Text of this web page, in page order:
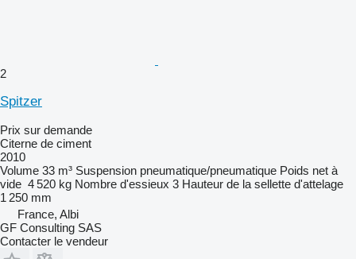
2
Spitzer
Prix sur demande
Citerne de ciment
2010
Volume 33 m³ Suspension pneumatique/pneumatique Poids net à
vide 4 520 kg Nombre d'essieux 3 Hauteur de la sellette d'attelage
1 250 mm
France, Albi
GF Consulting SAS
Contacter le vendeur